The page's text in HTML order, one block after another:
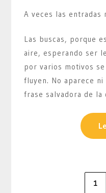
A veces las entradas
Las buscas, porque
aire, esperando ser
por varios motivos
fluyen. No aparece
frase salvadora de
1